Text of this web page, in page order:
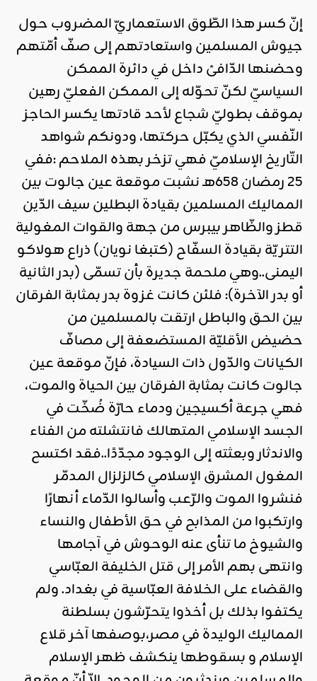
إنّ كسر هذا الطّوق الاستعماريّ المضروب حول
جيوش المسلمين واستعادتهم إلى صفّ أمّتهم
وحضنها الدّافئ داخل في دائرة الممكن
السياسيّ لكنّ تحوّله إلى الممكن الفعليّ رهين
بموقف بطوليّ شجاع لأحد قادتها يكسر الحاجز
النّفسي الذي يكبّل حركتها، ودونكم شواهد
التّاريخ الإسلاميّ فهي تزخر بهذه الملاحم :ففي
25 رمضان 658هـ نشبت موقعة عين جالوت بين
المماليك المسلمين بقيادة البطلين سيف الدّين
قطز والظّاهر بيبرس من جهة والقوات المغولية
التتريّة بقيادة السفّاح (كتبغا نويان) ذراع هولاكو
اليمنى..وهي ملحمة جديرة بأن تسمّى (بدر الثانية
أو بدر الآخرة): فلئن كانت غزوة بدر بمثابة الفرقان
بين الحق والباطل ارتقت بالمسلمين من
حضيض الأقليّة المستضعفة إلى مصافّ
الكيانات والدّول ذات السيادة، فإنّ موقعة عين
جالوت كانت بمثابة الفرقان بين الحياة والموت،
فهي جرعة أكسيجين ودماء حارّة ضُخّت في
الجسد الإسلامي المتهالك فانتشلته من الفناء
والاندثار وبعثته إلى الوجود مجدّدًا..فقد اكتسح
المغول المشرق الإسلامي كالزلزال المدمّر
فنشروا الموت والرّعب وأسالوا الدّماء أنهارًا
وارتكبوا من المذابح في حق الأطفال والنساء
والشيوخ ما تنأى عنه الوحوش في آجامها
وانتهى بهم الأمر إلى قتل الخليفة العبّاسي
والقضاء على الخلافة العبّاسية في بغداد. ولم
يكتفوا بذلك بل أخذوا يتحرّشون بسلطنة
المماليك الوليدة في مصر،بوصفها آخر قلاع
الإسلام و بسقوطها ينكشف ظهر الإسلام